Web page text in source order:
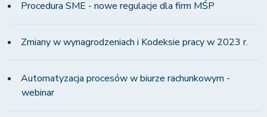
Procedura SME - nowe regulacje dla firm MŚP
Zmiany w wynagrodzeniach i Kodeksie pracy w 2023 r.
Automatyzacja procesów w biurze rachunkowym -
webinar